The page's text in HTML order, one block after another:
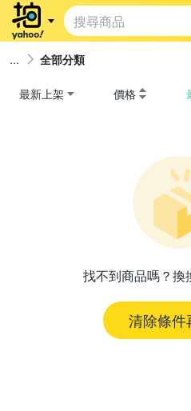
全部分類
最新上架 價格
找不到商品嗎？換
清除條件